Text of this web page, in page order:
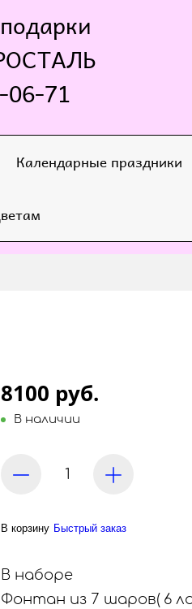
71
Календарные праздники
8100 руб.
В наличии
В корзину Быстрый заказ
В наборе
Фонтан из 7 шаров( 6